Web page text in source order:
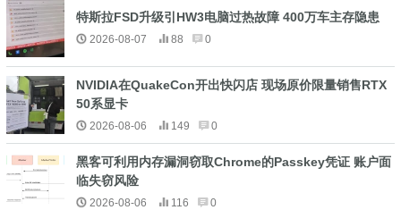
特斯拉FSD升级引HW3电脑过热故障 400万车主存隐患
2026-08-07 88 0
NVIDIA在QuakeCon开出快闪店 现场原价限量销售RTX
50系显卡
2026-08-06 149 0
黑客可利用内存漏洞窃取Chrome的Passkey凭证 账户面
临失窃风险
2026-08-06 116 0